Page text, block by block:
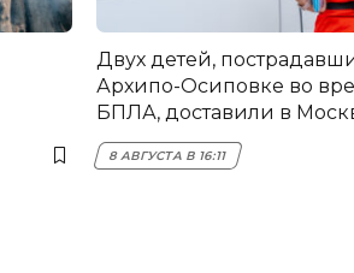
Двух детей,
Архипо-Осиповке во
БПЛА, доставили в
8 АВГУСТА В 16:11